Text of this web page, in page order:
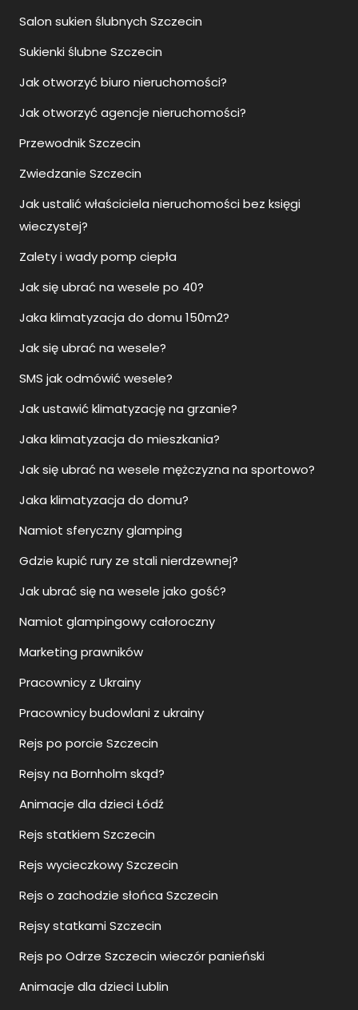
Salon sukien ślubnych Szczecin
Sukienki ślubne Szczecin
Jak otworzyć biuro nieruchomości?
Jak otworzyć agencje nieruchomości?
Przewodnik Szczecin
Zwiedzanie Szczecin
Jak ustalić właściciela nieruchomości bez księgi
wieczystej?
Zalety i wady pomp ciepła
Jak się ubrać na wesele po 40?
Jaka klimatyzacja do domu 150m2?
Jak się ubrać na wesele?
SMS jak odmówić wesele?
Jak ustawić klimatyzację na grzanie?
Jaka klimatyzacja do mieszkania?
Jak się ubrać na wesele mężczyzna na sportowo?
Jaka klimatyzacja do domu?
Namiot sferyczny glamping
Gdzie kupić rury ze stali nierdzewnej?
Jak ubrać się na wesele jako gość?
Namiot glampingowy całoroczny
Marketing prawników
Pracownicy z Ukrainy
Pracownicy budowlani z ukrainy
Rejs po porcie Szczecin
Rejsy na Bornholm skąd?
Animacje dla dzieci Łódź
Rejs statkiem Szczecin
Rejs wycieczkowy Szczecin
Rejs o zachodzie słońca Szczecin
Rejsy statkami Szczecin
Rejs po Odrze Szczecin wieczór panieński
Animacje dla dzieci Lublin